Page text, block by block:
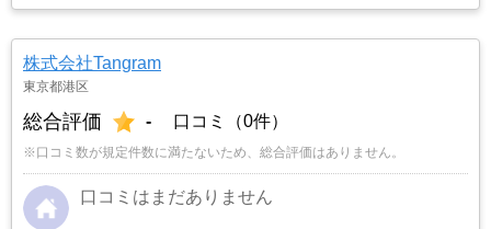
株式会社Tangram
東京都港区
総合評価 - 口コミ（0件）
※口コミ数が規定件数に満たないため、総合評価はありません。
口コミはまだありません